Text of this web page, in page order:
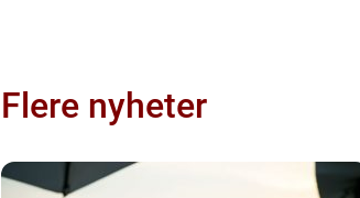
Flere nyheter